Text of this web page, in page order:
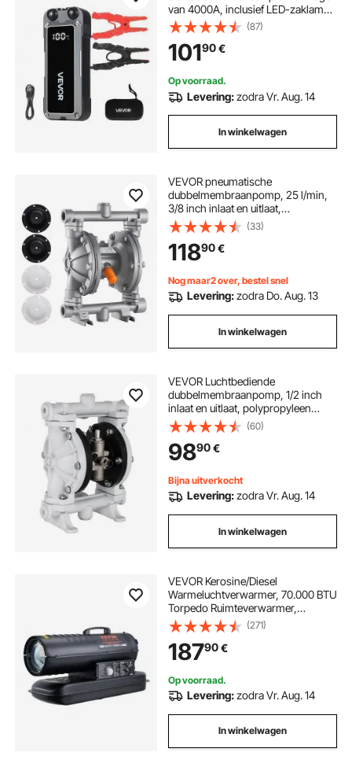
van 4000A, inclusief LED-zaklamp
en kabel, geschikt voor motoren tot
10 liter benzine/8 liter diesel.
Draagbare booster met snelladen
en veiligheidsbescherming voor
noodgevallen.
(87)
10190€
Op voorraad.
Levering:zodra Vr. Aug. 14
In winkelwagen
VEVOR pneumatische
dubbelmembraanpomp, 25 l/min,
3/8 inch inlaat en uitlaat,
pneumatische afvalolie-
transportpomp, max. 100 psi,
behuizing van aluminiumlegering,
voor diesel, vet, kerosine, benzine
(33)
11890€
Nog maar2 over, bestel snel
Levering:zodra Do. Aug. 13
In winkelwagen
VEVOR Luchtbediende
dubbelmembraanpomp, 1/2 inch
inlaat en uitlaat, polypropyleen
behuizing, 9.5L/min(2,5 GPM) en
max. 80 PSI, pneumatische PTFE-
membraantransportpomp voor
petroleum, diesel, olie en
vloeistoffen met een lage viscositeit
(60)
9890€
Bijna uitverkocht
Levering:zodra Vr. Aug. 14
In winkelwagen
VEVOR Kerosine/Diesel
Warmeluchtverwarmer, 70.000 BTU
Torpedo Ruimteverwarmer,
Draagbaar met
Thermostaatregeling, 19-liter tank,
Efficiënte Kerosineverwarmer voor
Binnen- en Buitengebruik voor
Thuis, Bouwplaats, Industrie,
Werkplaatsen, Zwart
(271)
18790€
Op voorraad.
Levering:zodra Vr. Aug. 14
In winkelwagen